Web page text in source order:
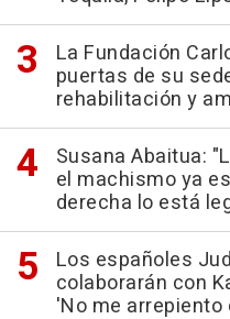
La Fundación
puertas de su
rehabilitación y
Susana Abaitua:
el machismo ya
derecha lo está
Los españoles
colaborarán con
'No me